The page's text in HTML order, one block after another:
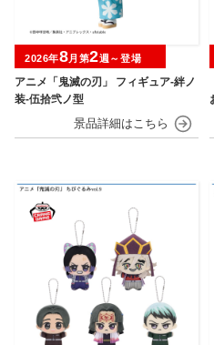
アニメ「鬼滅の刃」 フィギュア-絆ノ
装-伍拾弐ノ型
2026年8月第2週～登場